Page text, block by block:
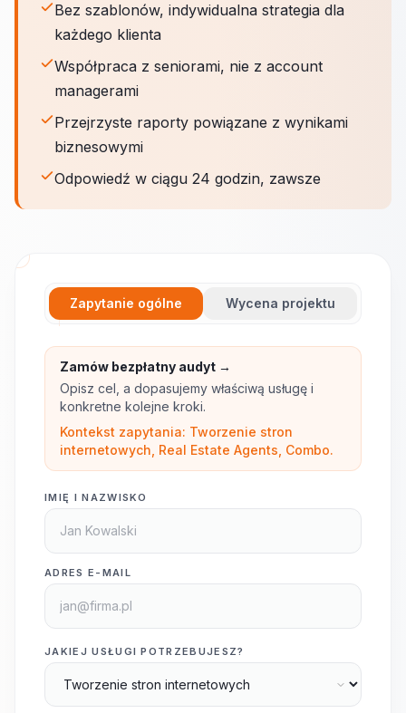
Bez szablonów, indywidualna strategia dla
każdego klienta
Współpraca z seniorami, nie z account
managerami
Przejrzyste raporty powiązane z wynikami
biznesowymi
Odpowiedź w ciągu 24 godzin, zawsze
Zapytanie ogólne Wycena projektu
Zamów bezpłatny audyt →
Opisz cel, a dopasujemy właściwą usługę i
konkretne kolejne kroki.
Kontekst zapytania: Tworzenie stron
internetowych, Real Estate Agents, Combo.
IMIĘ I NAZWISKO
ADRES E-MAIL
JAKIEJ USŁUGI POTRZEBUJESZ?